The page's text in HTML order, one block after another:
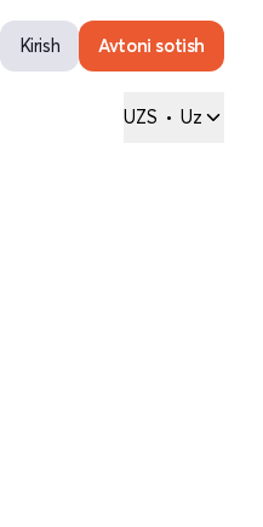
Kirish Avtoni sotish
UZS • Uz